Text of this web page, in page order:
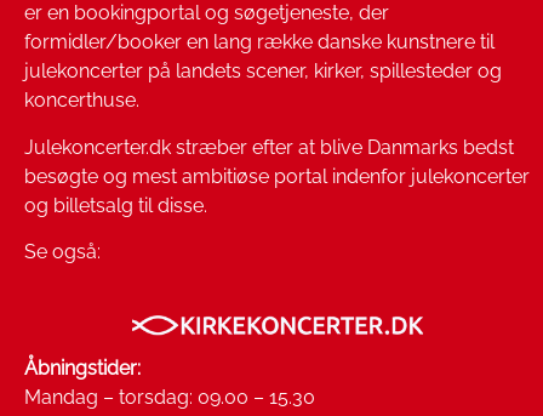
Åbningstider:
Mandag – torsdag: 09.00 – 15.30
er en bookingportal og søgetjeneste, der
formidler/booker en lang række danske kunstnere til
julekoncerter på landets scener, kirker, spillesteder og
koncerthuse.
Julekoncerter.dk stræber efter at blive Danmarks bedst
besøgte og mest ambitiøse portal indenfor julekoncerter
og billetsalg til disse.
Se også: